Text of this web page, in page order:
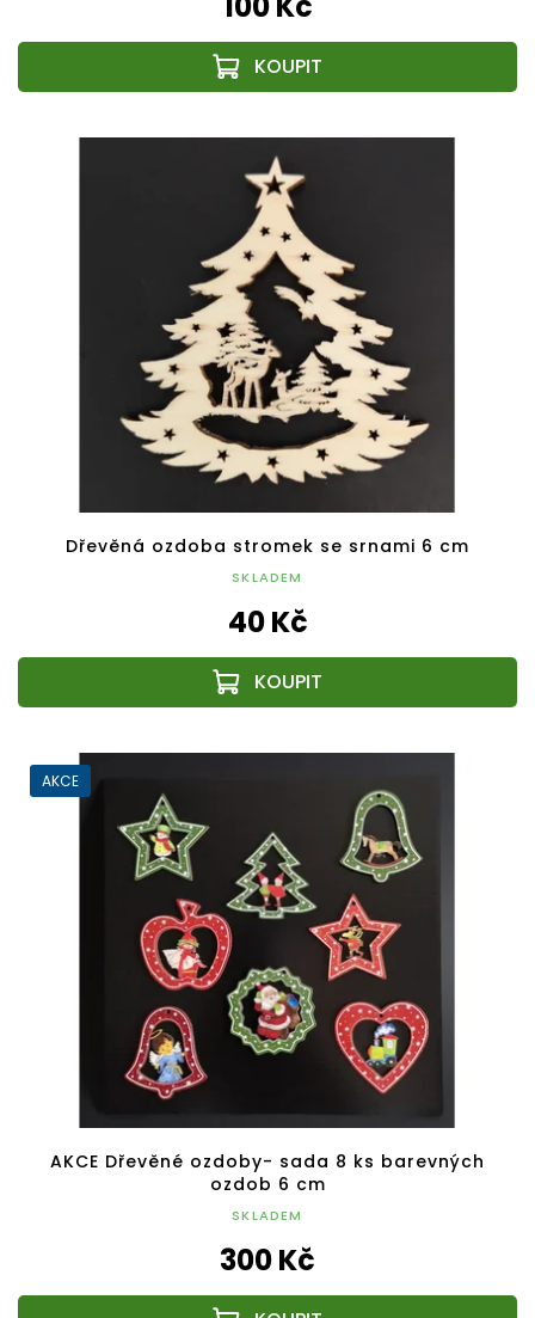
Dřevěná ozdoba stromek se srnami 6 cm
SKLADEM
40 Kč
AKCE
AKCE Dřevěné ozdoby- sada 8 ks barevných
ozdob 6 cm
SKLADEM
300 Kč